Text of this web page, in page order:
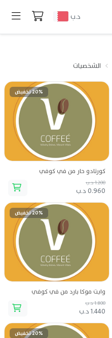
د.ب
الشخصيات
20% تخفيض
كورتادو حار من في كوفي
1.200 د.ب
0.960 د.ب
20% تخفيض
وايت موكا بارد من في كوفي
1.800 د.ب
1.440 د.ب
20% تخفيض